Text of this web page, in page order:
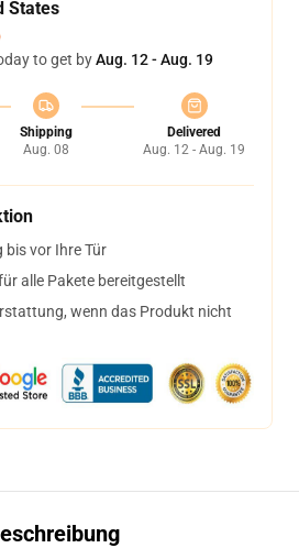
States
to get byAug. 12 - Aug. 19
Shipping
Aug. 08
Delivered
Aug. 12 - Aug. 19
bis vor Ihre Tür
alle Pakete bereitgestellt
wenn das Produkt nicht